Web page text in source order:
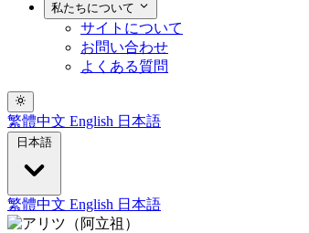
私たちについて
サイトについて
お問い合わせ
よくある質問
繁體中文 English 日本語
日本語
繁體中文 English 日本語